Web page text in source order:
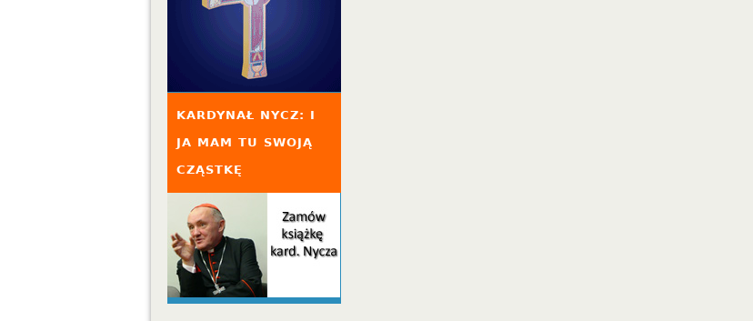
KARDYNAŁ NYCZ: I
JA MAM TU SWOJĄ
CZĄSTKĘ